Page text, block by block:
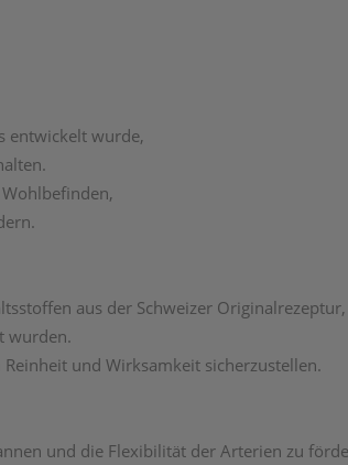
entwickelt wurde,
aus der Schweizer Originalrezeptur,
wurden.
und Wirksamkeit sicherzustellen.
und die Flexibilität der Arterien zu